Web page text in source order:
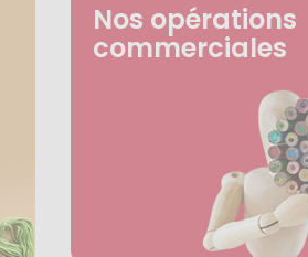
Nos opérations
commerciales